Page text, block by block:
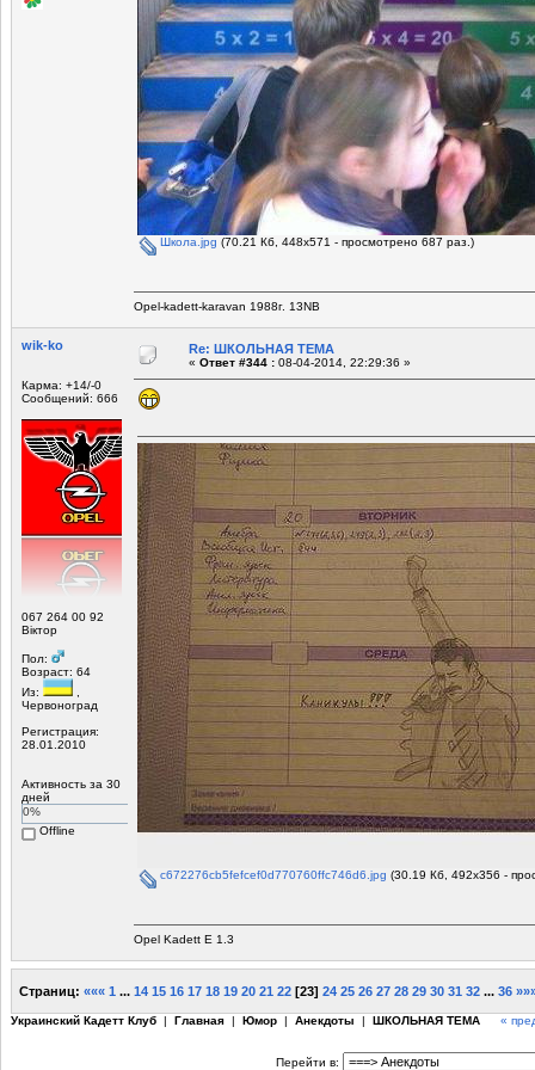
Школа.jpg (70.21 Кб, 448x571 - просмотрено 687 раз.)
Opel-kadett-karavan 1988г. 13NB
wik-ko
Карма: +14/-0
Сообщений: 666
067 264 00 92
Віктор
Пол:
Возраст: 64
Из:
Червоноград
Регистрация:
28.01.2010
Активность за 30
дней
0%
Offline
Re: ШКОЛЬНАЯ ТЕМА
« Ответ #344 : 08-04-2014, 22:29:36 »
c672276cb5fefcef0d770760ffc746d6.jpg (30.19 Кб, 492x356 -
Opel Kadett E 1.3
Страниц: ««« 1 ... 14 15 16 17 18 19 20 21 22 [23] 24 25 26 27 28 29 30 31 32 ... 36
Украинский Кадетт Клуб | Главная | Юмор | Анекдоты | ШКОЛЬНАЯ ТЕМА «
Перейти в: